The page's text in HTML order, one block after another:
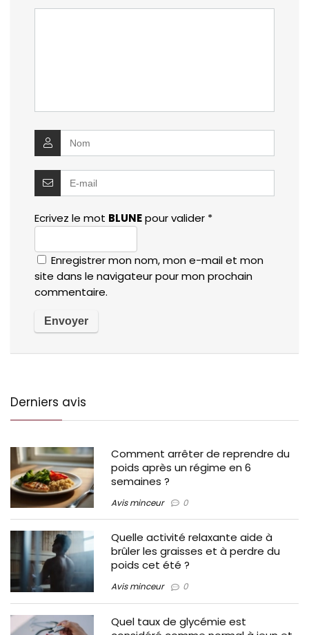
Ecrivez le mot BLUNEpour valider *
Enregistrer mon nom, mon e-mail et mon
site dans le navigateur pour mon prochain
commentaire.
Derniers avis
Comment arrêter de reprendre du
poids après un régime en 6
semaines ?
Avis minceur 0
Quelle activité relaxante aide à
brûler les graisses et à perdre du
poids cet été ?
Avis minceur 0
Quel taux de glycémie est